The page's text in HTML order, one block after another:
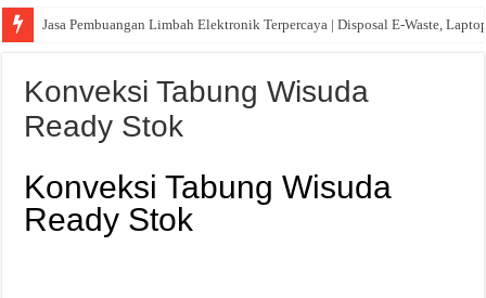
Jasa Pembuangan Limbah Elektronik Terpercaya | Disposal E-Waste,
Konveksi Tabung Wisuda
Ready Stok
Konveksi Tabung Wisuda
Ready Stok